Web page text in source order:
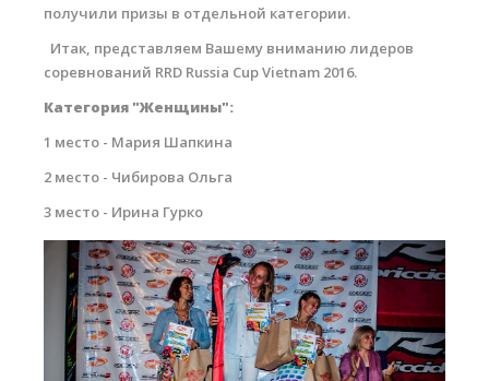
Ветратория Россия
Ветратория.Вьетнам
Цены
Обучение Виндсерфингу
Продажа оборудования
Обучение кайтсерфингу
Система скидок
получили призы в отдельной категории.
Итак, представляем Вашему вниманию лидеров
соревнований RRD Russia Cup Vietnam 2016.
Категория "Женщины":
1 место - Мария Шапкина
2 место - Чибирова Ольга
3 место - Ирина Гурко
small-6323.jpg